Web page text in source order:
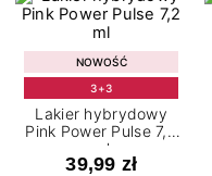
NOWOŚĆ
3+3
Lakier hybrydowy
Pink Power Pulse 7,2
ml
39,99 zł